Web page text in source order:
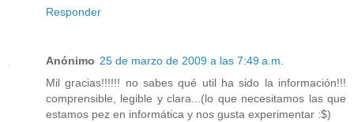
Responder
Anónimo 25 de marzo de 2009 a las 7:49 a.m.
Mil gracias!!!!!! no sabes qué util ha sido la información!!!
comprensible, legible y clara...(lo que necesitamos las que
estamos pez en informática y nos gusta experimentar :$)